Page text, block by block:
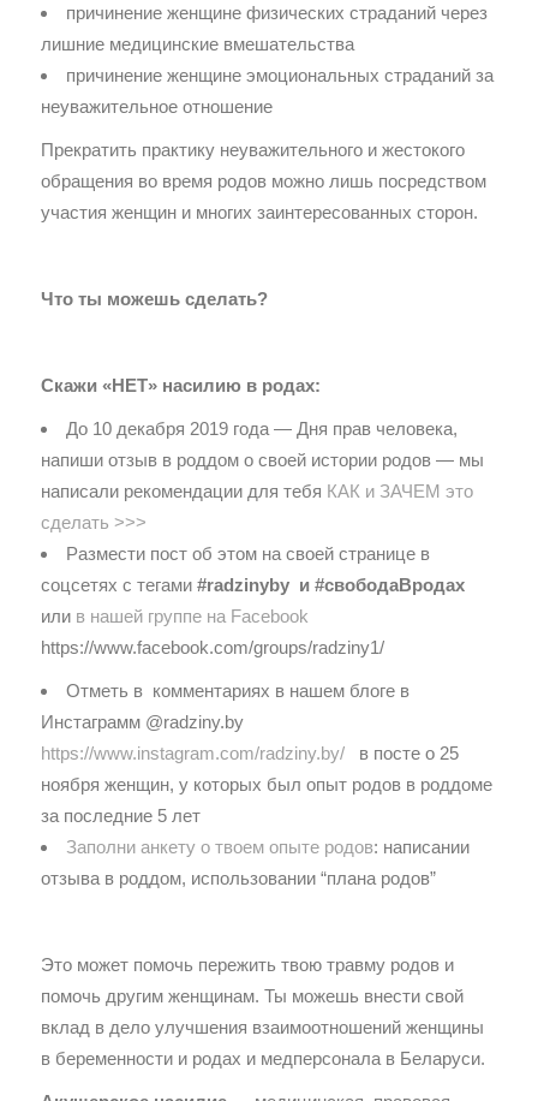
причинение женщине физических страданий через
лишние медицинские вмешательства
причинение женщине эмоциональных страданий за
неуважительное отношение
Прекратить практику неуважительного и жестокого
обращения во время родов можно лишь посредством
участия женщин и многих заинтересованных сторон.
Что ты можешь сделать?
Скажи «НЕТ» насилию в родах:
До 10 декабря 2019 года — Дня прав человека,
напиши отзыв в роддом о своей истории родов — мы
написали рекомендации для тебя КАК и ЗАЧЕМ это
сделать >>>
Размести пост об этом на своей странице в
соцсетях с тегами #radzinyby и #свободаВродах
или в нашей группе на Facebook
https://www.facebook.com/groups/radziny1/
Отметь в комментариях в нашем блоге в
Инстаграмм @radziny.by
https://www.instagram.com/radziny.by/в посте о 25
ноября женщин, у которых был опыт родов в роддоме
за последние 5 лет
Заполни анкету о твоем опыте родов: написании
отзыва в роддом, использовании “плана родов”
Это может помочь пережить твою травму родов и
помочь другим женщинам. Ты можешь внести свой
вклад в дело улучшения взаимоотношений женщины
в беременности и родах и медперсонала в Беларуси.